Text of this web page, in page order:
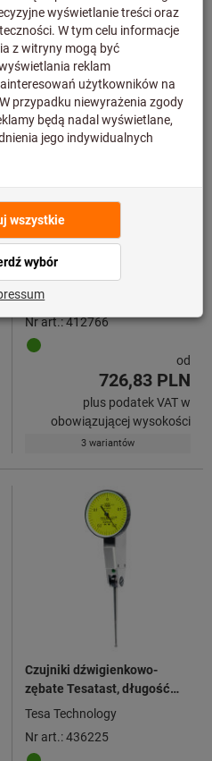
obowiązującej wysokości
Suwmiarki cyfrowe TESA
TWIN-CAL
Tesa Technology
Nr art.: 412766
od
726,83 PLN
plus podatek VAT w
obowiązującej wysokości
3 wariantów
Czujniki dźwigienkowo-
zębate Tesatast, długość
dźwigni 36,5 mm
Tesa Technology
Nr art.: 436225